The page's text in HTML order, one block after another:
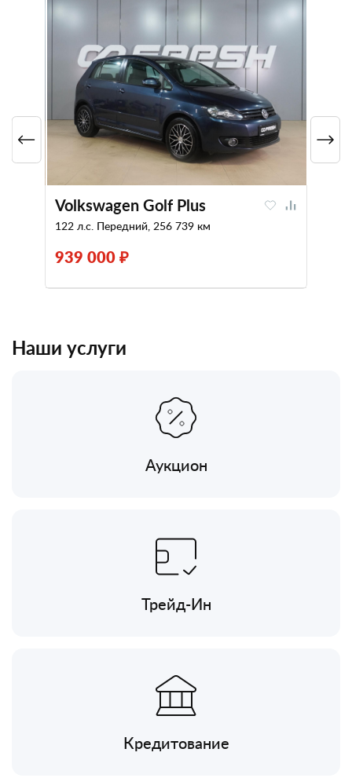
Volkswagen Golf Plus
122 л.с. Передний, 256 739 км
939 000 ₽
Наши услуги
Аукцион
Трейд-Ин
Кредитование